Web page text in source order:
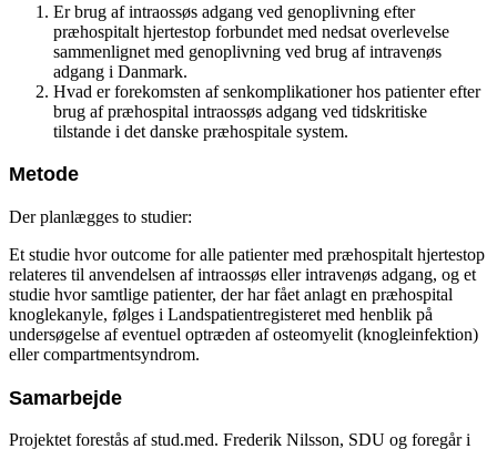
Er brug af intraossøs adgang ved genoplivning efter
præhospitalt hjertestop forbundet med nedsat overlevelse
sammenlignet med genoplivning ved brug af intravenøs
adgang i Danmark.
Hvad er forekomsten af senkomplikationer hos patienter efter
brug af præhospital intraossøs adgang ved tidskritiske
tilstande i det danske præhospitale system.
Metode
Der planlægges to studier:
Et studie hvor outcome for alle patienter med præhospitalt hjertestop
relateres til anvendelsen af intraossøs eller intravenøs adgang, og et
studie hvor samtlige patienter, der har fået anlagt en præhospital
knoglekanyle, følges i Landspatientregisteret med henblik på
undersøgelse af eventuel optræden af osteomyelit (knogleinfektion)
eller compartmentsyndrom.
Samarbejde
Projektet forestås af stud.med. Frederik Nilsson, SDU og foregår i